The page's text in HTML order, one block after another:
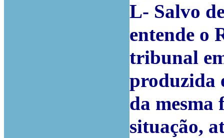
L- Salvo
entende o
tribunal
produzida
da mesma
situação,